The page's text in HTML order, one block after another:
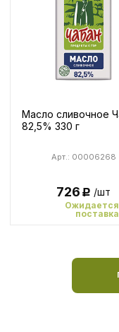
Масло сливочное
82,5% 330 г
Арт.: 00006268
726Р /шт
Ожидается
поставка